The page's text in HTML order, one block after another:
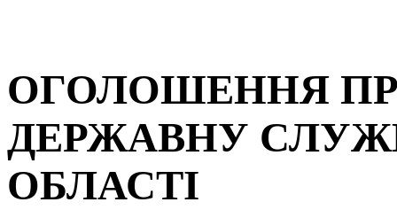
ОГОЛОШЕННЯ
ДЕРЖАВНУ
ОБЛАСТІ